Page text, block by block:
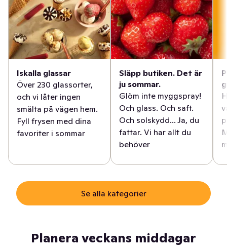
Iskalla glassar
Över 230 glassorter,
och vi låter ingen
smälta på vägen hem.
Fyll frysen med dina
favoriter i sommar
Släpp butiken. Det är
ju sommar.
Glöm inte myggspray!
Och glass. Och saft.
Och solskydd... Ja, du
fattar. Vi har allt du
behöver
Se alla kategorier
Planera veckans middagar